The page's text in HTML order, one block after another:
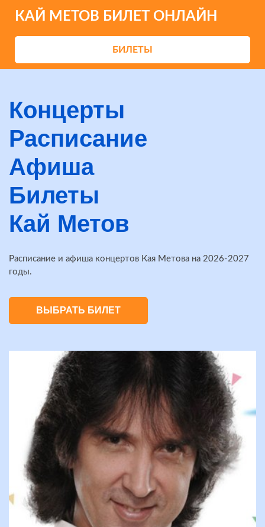
КАЙ МЕТОВ БИЛЕТ ОНЛАЙН
БИЛЕТЫ
Концерты
Расписание
Афиша
Билеты
Кай Метов
Расписание и афиша концертов Кая Метова на 2026-2027
годы.
ВЫБРАТЬ БИЛЕТ